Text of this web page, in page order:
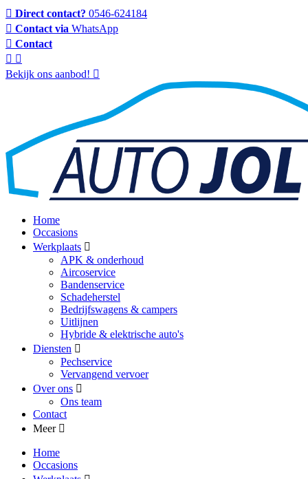
Direct contact? 0546-624184
Contact via WhatsApp
Contact
Bekijk ons aanbod!
Home
Occasions
Werkplaats
APK & onderhoud
Aircoservice
Bandenservice
Schadeherstel
Bedrijfswagens & campers
Uitlijnen
Hybride & elektrische auto's
Diensten
Pechservice
Vervangend vervoer
Over ons
Ons team
Contact
Meer
Home
Occasions